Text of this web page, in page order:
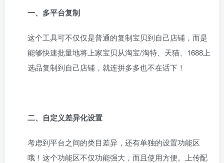
一、多平台复制
这个工具可不仅仅是普通的复制宝贝到自己店铺，而是
能够快速批量地将上家宝贝从淘宝/淘特、天猫、1688上
选品复制到自己店铺，就连拼多多也不在话下！
二、自定义差异化设置
考虑到平台之间的类目差异，还有单独的设置功能区
哦！这个功能区不仅功能强大，而且使用方便。上传配